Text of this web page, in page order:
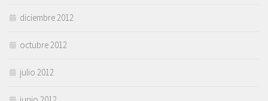
diciembre 2012
octubre 2012
julio 2012